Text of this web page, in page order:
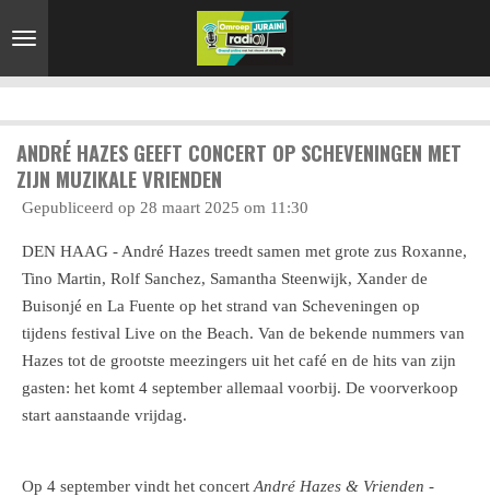
direct
naar
ANDRÉ HAZES GEEFT CONCERT OP SCHEVENINGEN MET
ZIJN MUZIKALE VRIENDEN
Gepubliceerd op 28 maart 2025 om 11:30
DEN HAAG - André Hazes treedt samen met grote zus Roxanne,
Tino Martin, Rolf Sanchez, Samantha Steenwijk, Xander de
Buisonjé en La Fuente op het strand van Scheveningen op
tijdens festival Live on the Beach. Van de bekende nummers van
Hazes tot de grootste meezingers uit het café en de hits van zijn
gasten: het komt 4 september allemaal voorbij. De voorverkoop
start aanstaande vrijdag.
Op 4 september vindt het concert André Hazes & Vrienden -